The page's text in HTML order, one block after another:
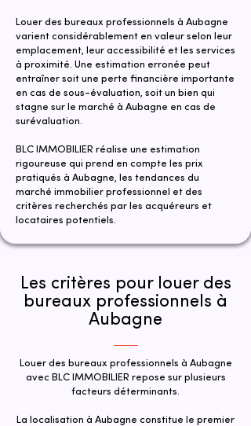
Louer des bureaux professionnels à Aubagne
varient considérablement en valeur selon leur
emplacement, leur accessibilité et les services
à proximité. Une estimation erronée peut
entraîner soit une perte financière importante
en cas de sous-évaluation, soit un bien qui
stagne sur le marché à Aubagne en cas de
surévaluation.
​​BLC IMMOBILIER réalise une estimation
rigoureuse qui prend en compte les prix
pratiqués à Aubagne, les tendances du
marché immobilier professionnel et des
critères recherchés par les acquéreurs et
locataires potentiels.
Les critères pour louer des
bureaux professionnels à
Aubagne
Louer des bureaux professionnels à Aubagne
avec BLC IMMOBILIER repose sur plusieurs
facteurs déterminants.
La localisation à Aubagne constitue le premier